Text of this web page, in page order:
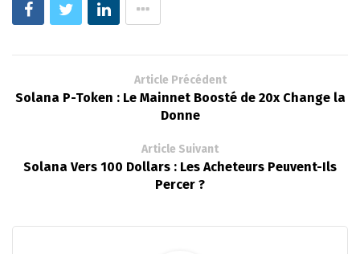
Article Précédent
Solana P-Token : Le Mainnet Boosté de 20x Change la
Donne
Article Suivant
Solana Vers 100 Dollars : Les Acheteurs Peuvent-Ils
Percer ?